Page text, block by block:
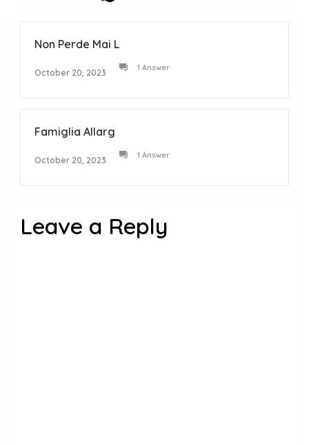
Non Perde Mai L
October 20, 2023 1 Answer
Famiglia Allarg
October 20, 2023 1 Answer
Leave a Reply